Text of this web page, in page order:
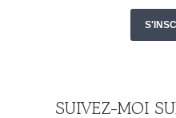
SUIVEZ-MOI